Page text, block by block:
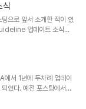
로 앞서 소개한 적이 있
업데이트 소식
었다. 새로 추가된 주
Audio Formats
Video and
1년에 두차례 업데이
다. 예전 포스팅에서도
참고정도로 볼만한 자